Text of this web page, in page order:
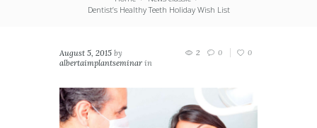
Dentist’s Healthy Teeth Holiday Wish List
August 5, 2015 by
albertaimplantseminar in
2 0 0